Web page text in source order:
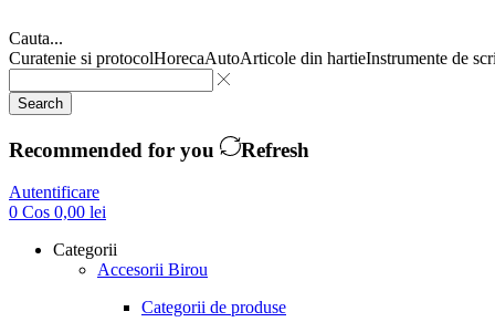
Cauta...
Curatenie si protocolHorecaAutoArticole din hartieInstrumente de
Search
Recommended for you Refresh
Autentificare
0 Cos 0,00 lei
Categorii
Accesorii Birou
Categorii de produse